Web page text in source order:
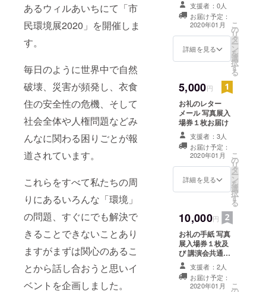
あるウィルあいちにて「市
民環境展2020」を開催しま
す。
毎日のように世界中で自然
破壊、災害が頻発し、衣食
住の安全性の危機、そして
社会全体や人権問題などみ
んなに関わる困りごとが報
道されています。
これらをすべて私たちの周
りにあるいろんな「環境」
の問題、すぐにでも解決で
きることできないことあり
ますがまずは関心のあるこ
とから話し合おうと思いイ
ベントを企画しました。
支援者：0人
お届け予定：
2020年01月
詳細を見る
こ
の
リ
タ
ー
ン
を
選
択
す
る
5,000円
お礼のレター
メール 写真展入
場券１枚お届け
支援者：3人
お届け予定：
2020年01月
詳細を見る
こ
の
リ
タ
ー
ン
を
選
択
す
る
10,000円
お礼の手紙 写真
展入場券１枚及
び 講演会共通入
場券１枚お届け
支援者：2人
お届け予定：
2020年01月
こ